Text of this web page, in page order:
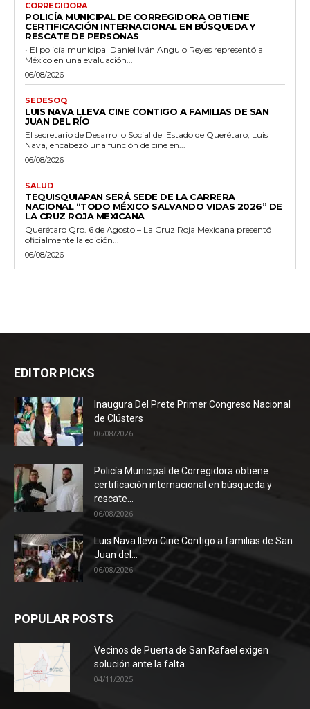
CORREGIDORA
POLICÍA MUNICIPAL DE CORREGIDORA OBTIENE
CERTIFICACIÓN INTERNACIONAL EN BÚSQUEDA Y
RESCATE DE PERSONAS
• El policía municipal Daniel Iván Angulo Reyes representó a
México en una evaluación...
06/08/2026
SEDESOQ
LUIS NAVA LLEVA CINE CONTIGO A FAMILIAS DE SAN
JUAN DEL RÍO
El secretario de Desarrollo Social del Estado de Querétaro, Luis
Nava, encabezó una función de cine en...
06/08/2026
SALUD
TEQUISQUIAPAN SERÁ SEDE DE LA CARRERA
NACIONAL “TODO MÉXICO SALVANDO VIDAS 2026” DE
LA CRUZ ROJA MEXICANA
Querétaro Qro. 6 de Agosto – La Cruz Roja Mexicana presentó
oficialmente la edición...
06/08/2026
EDITOR PICKS
Inaugura Del Prete Primer Congreso Nacional
de Clústers
06/08/2026
Policía Municipal de Corregidora obtiene
certificación internacional en búsqueda y
rescate...
06/08/2026
Luis Nava lleva Cine Contigo a familias de San
Juan del...
06/08/2026
POPULAR POSTS
Vecinos de Puerta de San Rafael exigen
solución ante la falta...
04/11/2025